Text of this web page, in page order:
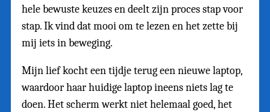
hele bewuste keuzes en deelt zijn proces stap voor
stap. Ik vind dat mooi om te lezen en het zette bij
mij iets in beweging.
Mijn lief kocht een tijdje terug een nieuwe laptop,
waardoor haar huidige laptop ineens niets lag te
doen. Het scherm werkt niet helemaal goed, het